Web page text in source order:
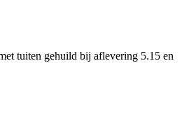
tuiten gehuild bij aflevering 5.15 en